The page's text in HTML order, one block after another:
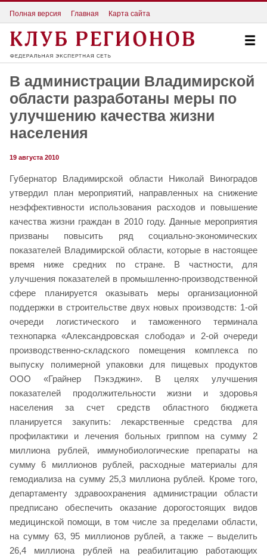
Полная версия Главная Карта сайта
В администрации Владимирской
области разработаны меры по
улучшению качества жизни
населения
19 августа 2010
Губернатор Владимирской области Николай Виноградов
утвердил план мероприятий, направленных на снижение
неэффективности использования расходов и повышение
качества жизни граждан в 2010 году. Данные мероприятия
призваны повысить ряд социально-экономических
показателей Владимирской области, которые в настоящее
время ниже средних по стране. В частности, для
улучшения показателей в промышленно-производственной
сфере планируется оказывать меры организационной
поддержки в строительстве двух новых производств: 1-ой
очереди логистического и таможенного терминала
технопарка «Александровская слобода» и 2-ой очереди
производственно-складского помещения комплекса по
выпуску полимерной упаковки для пищевых продуктов
ООО «Грайнер Пэкэджин». В целях улучшения
показателей продолжительности жизни и здоровья
населения за счет средств областного бюджета
планируется закупить: лекарственные средства для
профилактики и лечения больных гриппом на сумму 2
миллиона рублей, иммунобиологические препараты на
сумму 6 миллионов рублей, расходные материалы для
гемодиализа на сумму 25,3 миллиона рублей. Кроме того,
департаменту здравоохранения администрации области
предписано обеспечить оказание дорогостоящих видов
медицинской помощи, в том числе за пределами области,
на сумму 63, 95 миллионов рублей, а также – выделить
26,4 миллиона рублей на реабилитацию работающих